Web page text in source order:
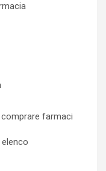
comprare farmaci